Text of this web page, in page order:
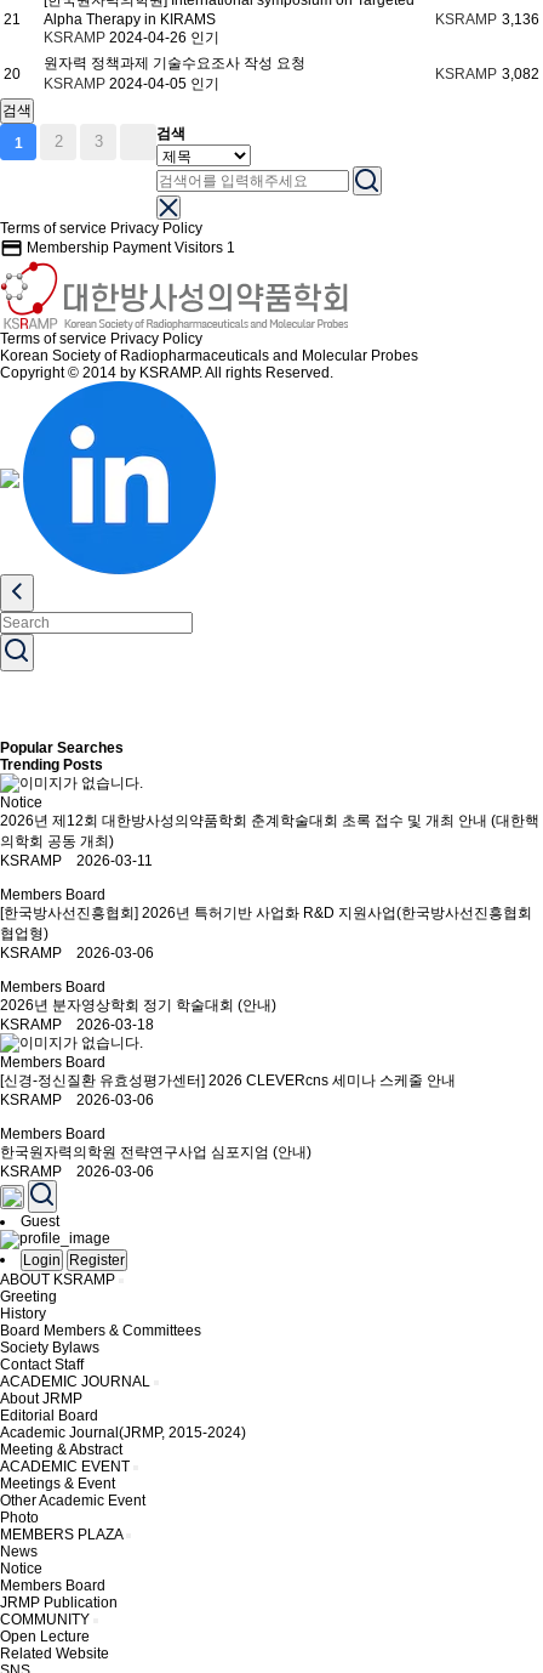
21
Alpha Therapy in KIRAMS
KSRAMP 2024-04-26 인기
KSRAMP 3,136
20
원자력 정책과제 기술수요조사 작성 요청
KSRAMP 2024-04-05 인기
KSRAMP 3,082
검색
1
2 3 검색
Terms of service Privacy Policy
credit_card Membership Payment Visitors 1
Terms of service Privacy Policy
Korean Society of Radiopharmaceuticals and Molecular Probes
Copyright © 2014 by KSRAMP. All rights Reserved.
Popular Searches
Trending Posts
Notice
2026년 제12회 대한방사성의약품학회 춘계학술대회 초록 접수 및 개최 안내 (대한핵
의학회 공동 개최)
KSRAMP 2026-03-11
Members Board
[한국방사선진흥협회] 2026년 특허기반 사업화 R&D 지원사업(한국방사선진흥협회
협업형)
KSRAMP 2026-03-06
Members Board
2026년 분자영상학회 정기 학술대회 (안내)
KSRAMP 2026-03-18
Members Board
[신경-정신질환 유효성평가센터] 2026 CLEVERcns 세미나 스케줄 안내
KSRAMP 2026-03-06
Members Board
한국원자력의학원 전략연구사업 심포지엄 (안내)
KSRAMP 2026-03-06
Guest
Login
Register
ABOUT KSRAMP
Greeting
History
Board Members & Committees
Society Bylaws
Contact Staff
ACADEMIC JOURNAL
About JRMP
Editorial Board
Academic Journal(JRMP, 2015-2024)
Meeting & Abstract
ACADEMIC EVENT
Meetings & Event
Other Academic Event
Photo
MEMBERS PLAZA
News
Notice
Members Board
JRMP Publication
COMMUNITY
Open Lecture
Related Website